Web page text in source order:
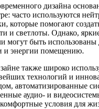
дизайна
часто используются
которые помогают
и светлоты. Однако,
могут быть
и энергии помещению.
также широко
технологий и
автоматизированные
аудио- и
комфортные условия для